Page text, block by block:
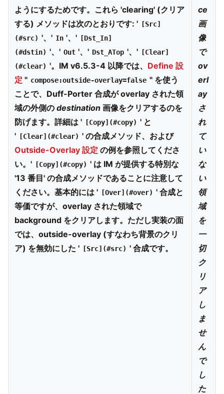
ようにするためです。これら 'clearing' (クリア
する) メソッドは次のとおりです: '
[Src]
(#src) '、' In '、'
[Dst_In]
(#dstin) '、' Out '、' Dst_ATop '、'
[Clear]
(#clear) '。IM v6.5.3-4 以降では、 Define 設
定 " compose:outside-overlay=false " を使う
ことで、Duff-Porter 合成が overlay された領
域の外側の destination 画像をクリアするのを
防げます。詳細は '
[Copy](#copy) ' と
'
[Clear](#clear) ' の合成メソッド、および
Outside-Overlay 設定 の例を参照してくださ
い。'
[Copy](#copy) ' は IM が提供する特別な
'13 番目' の合成メソッドであることに注意して
ください。基本的には '
[Over](#over) ' 合成と
等価ですが、overlay された領域で
background をクリアします。ただし実装の面
では、outside-overlay (すなわち背景のクリ
ア) を無効にした '
[Src](#src) ' 合成です。
ce
画
像
で
ov
erl
ay
さ
れ
て
い
な
い
領
域
を
一
切
ク
リ
ア
し
ま
せ
ん
で
し
た